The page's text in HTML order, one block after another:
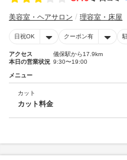
美容室・ヘアサロン 理容室・床屋
日祝OK クーポン有
アクセス
儀保駅から17.9km
本日の営業状況 9:30〜19:00
メニュー
カット
カット料金